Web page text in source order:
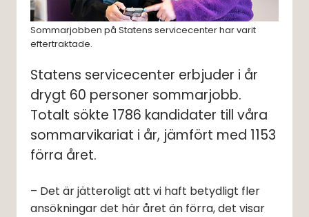
Sommarjobben på Statens servicecenter har varit
eftertraktade.
Statens servicecenter erbjuder i år
drygt 60 personer sommarjobb.
Totalt sökte 1786 kandidater till våra
sommarvikariat i år, jämfört med 1153
förra året.
– Det är jätteroligt att vi haft betydligt fler
ansökningar det här året än förra, det visar